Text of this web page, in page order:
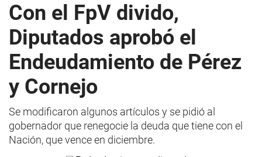
Con el FpV divido,
Diputados aprobó el
Endeudamiento de Pérez
y Cornejo
Se modificaron algunos artículos y se pidió al
gobernador que renegocie la deuda que tiene con el
Nación, que vence en diciembre.